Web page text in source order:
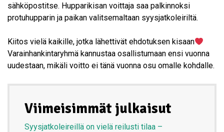
sähköpostitse. Hupparikisan voittaja saa palkinnoksi
protuhupparin ja paikan valitsemaltaan syysjatkoleiriltä.
Kiitos vielä kaikille, jotka lähettivät ehdotuksen kisaan
Varainhankintaryhmä kannustaa osallistumaan ensi vuonna
uudestaan, mikäli voitto ei tänä vuonna osu omalle kohdalle.
Viimeisimmät julkaisut
Syysjatkoleireillä on vielä reilusti tilaa –